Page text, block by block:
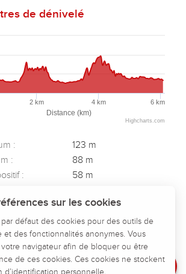
Dénivelé
de dénivelé
Distance (km)
2 km 4 km 6 km
Highcharts.com
:
123 m
:
88 m
:
58 m
:
35 m
maximum :
-29 m
sur les cookies
défaut des cookies pour des outils de
et des fonctionnalités anonymes. Vous
navigateur afin de bloquer ou être
de ces cookies. Ces cookies ne stockent
d’identification personnelle.